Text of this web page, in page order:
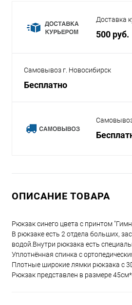
Доставка
500 руб.
Самовывоз г. Новосибирск
Бесплатно
ОПИСАНИЕ ТОВАРА
Рюкзак синего цвета с принтом
В рюкзаке есть 2 отдела больших,
водой.Внутри рюкзака есть
Уплотнённая спинка с
Плотные широкие лямки рюкзака с
Рюкзак представлен в размере